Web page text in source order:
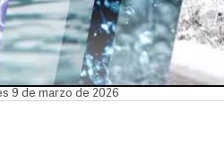
9 de marzo de 2026